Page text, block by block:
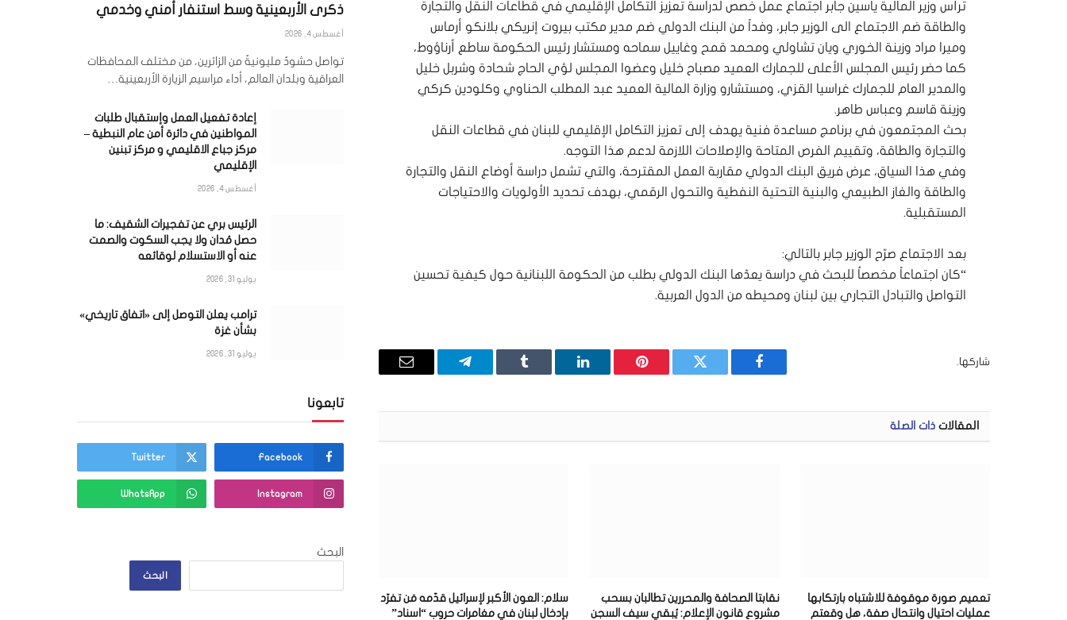
ترأس وزير المالية ياسين جابر اجتماع عمل خصص لدراسة تعزيز التكامل الإقليمي في قطاعات النقل والتجارة
والطاقة ضم الاجتماع الى الوزير جابر، وفداً من البنك الدولي ضم مدير مكتب بيروت إنريكي بلانكو أرماس
وميرا مراد وزينة الخوري ويان تشاولي ومحمد قمح وغاييل سماحه ومستشار رئيس الحكومة ساطع أرناؤوط،
كما حضر رئيس المجلس الأعلى للجمارك العميد مصباح خليل وعضوا المجلس لؤي الحاج شحادة وشربل خليل
والمدير العام للجمارك غراسيا القزي، ومستشارو وزارة المالية العميد عبد المطلب الحناوي وكلودين كركي
وزينة قاسم وعباس طاهر.
بحث المجتمعون في برنامج مساعدة فنية يهدف إلى تعزيز التكامل الإقليمي للبنان في قطاعات النقل
والتجارة والطاقة، وتقييم الفرص المتاحة والإصلاحات اللازمة لدعم هذا التوجه.
وفي هذا السياق، عرض فريق البنك الدولي مقاربة العمل المقترحة، والتي تشمل دراسة أوضاع النقل والتجارة
والطاقة والغاز الطبيعي والبنية التحتية النفطية والتحول الرقمي، بهدف تحديد الأولويات والاحتياجات
المستقبلية.
بعد الاجتماع صرّح الوزير جابر بالتالي:
“كان اجتماعاً مخصصاُ للبحث في دراسة يعدّها البنك الدولي بطلب من الحكومة اللبنانية حول كيفية تحسين
التواصل والتبادل التجاري بين لبنان ومحيطه من الدول العربية.
شاركها.
فيسبوك تويتر بينتيريستلينكدإن Tumblr تيلقرام
البريد
الإلكتروني
المقالات ذات الصلة
تعميم صورة موقوفة للاشتباه بارتكابها
عمليات احتيال وانتحال صفة، هل وقعتم
نقابتا الصحافة والمحررين تطالبان بسحب
مشروع قانون الإعلام: يُبقي سيف السجن
سلام: العون الأكبر لإسرائيل قدّمه مَن تفرّد
بإدخال لبنان في مغامرات حروب “اسناد”
ذكرى الأربعينية وسط استنفار أمني وخدمي
أغسطس 4, 2026
تواصل حشودٌ مليونيةٌ من الزائرين، من مختلف المحافظات
العراقية وبلدان العالم، أداء مراسيم الزيارة الأربعينية…
إعادة تفعيل العمل وإستقبال طلبات
المواطنين في دائرة أمن عام النبطية –
مركز جباع الاقليمي و مركز تبنين
الإقليمي
أغسطس 4, 2026
الرئيس بري عن تفجيرات الشقيف: ما
حصل مُدان ولا يجب السكوت والصمت
عنه أو الاستسلام لوقائعه
يوليو 31, 2026
ترامب يعلن التوصل إلى «اتفاق تاريخي»
بشأن غزة
يوليو 31, 2026
تابعونا
Facebook
Twitter
Instagram
WhatsApp
البحث
البحث